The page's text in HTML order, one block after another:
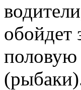
обойдет
половую